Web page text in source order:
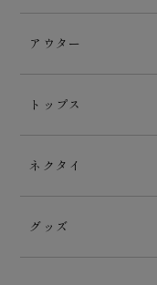
アウター
トップス
ネクタイ
グッズ